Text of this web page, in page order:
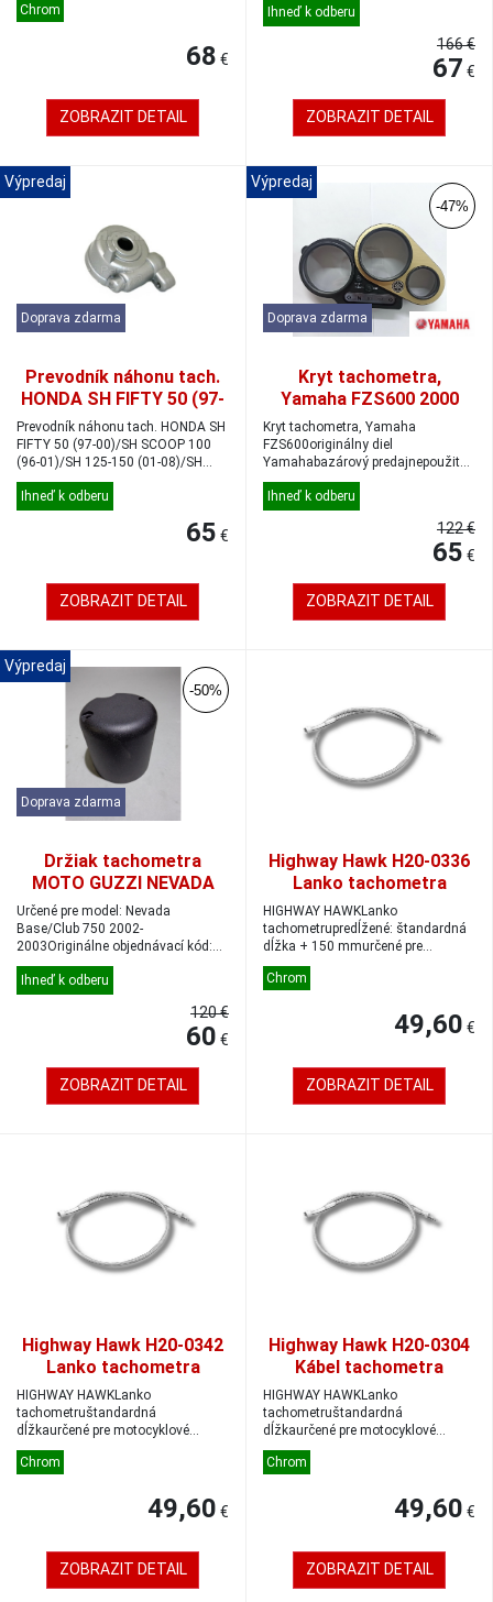
Chrom
68 €
ZOBRAZIT DETAIL
Ihneď k odberu
166 €
67 €
ZOBRAZIT DETAIL
Výpredaj
Doprava zdarma
Prevodník náhonu tach.
HONDA SH FIFTY 50 (97-
00)/SH SCOOP 100 (96-
01)/SH 125-150 (01-
08)/SH 125-150 (09-)
Prevodník náhonu tach. HONDA SH
FIFTY 50 (97-00)/SH SCOOP 100
(96-01)/SH 125-150 (01-08)/SH
125-150 ...
Ihneď k odberu
65 €
ZOBRAZIT DETAIL
Výpredaj
-47%
Doprava zdarma
Kryt tachometra,
Yamaha FZS600 2000
Kryt tachometra, Yamaha
FZS600originálny diel
Yamahabazárový predajnepoužitý
výrobokoriginal 5DM-835...
Ihneď k odberu
122 €
65 €
ZOBRAZIT DETAIL
Výpredaj
-50%
Doprava zdarma
Držiak tachometra
MOTO GUZZI NEVADA
Určené pre model: Nevada
Base/Club 750 2002-
2003Originálne objednávací kód:
GU31762083
Ihneď k odberu
120 €
60 €
ZOBRAZIT DETAIL
Highway Hawk H20-0336
Lanko tachometra
+15cm Yamaha
XVS650/1100 Custom
HIGHWAY HAWKLanko
tachometrupredĺžené: štandardná
dĺžka + 150 mmurčené pre
motocyklové značky YAMAHA...
Chrom
49,60 €
ZOBRAZIT DETAIL
Highway Hawk H20-0342
Lanko tachometra
Yamaha XVS650/1100
Classic
HIGHWAY HAWKLanko
tachometruštandardná
dĺžkaurčené pre motocyklové
značky YAMAHAna vybrané
modelyPro...
Chrom
49,60 €
ZOBRAZIT DETAIL
Highway Hawk H20-0304
Kábel tachometra
štandard Suzuki
VS800/1400/S50/S83
HIGHWAY HAWKLanko
tachometruštandardná
dĺžkaurčené pre motocyklové
značky SUZUKIna vybrané
modelyPro...
Chrom
49,60 €
ZOBRAZIT DETAIL